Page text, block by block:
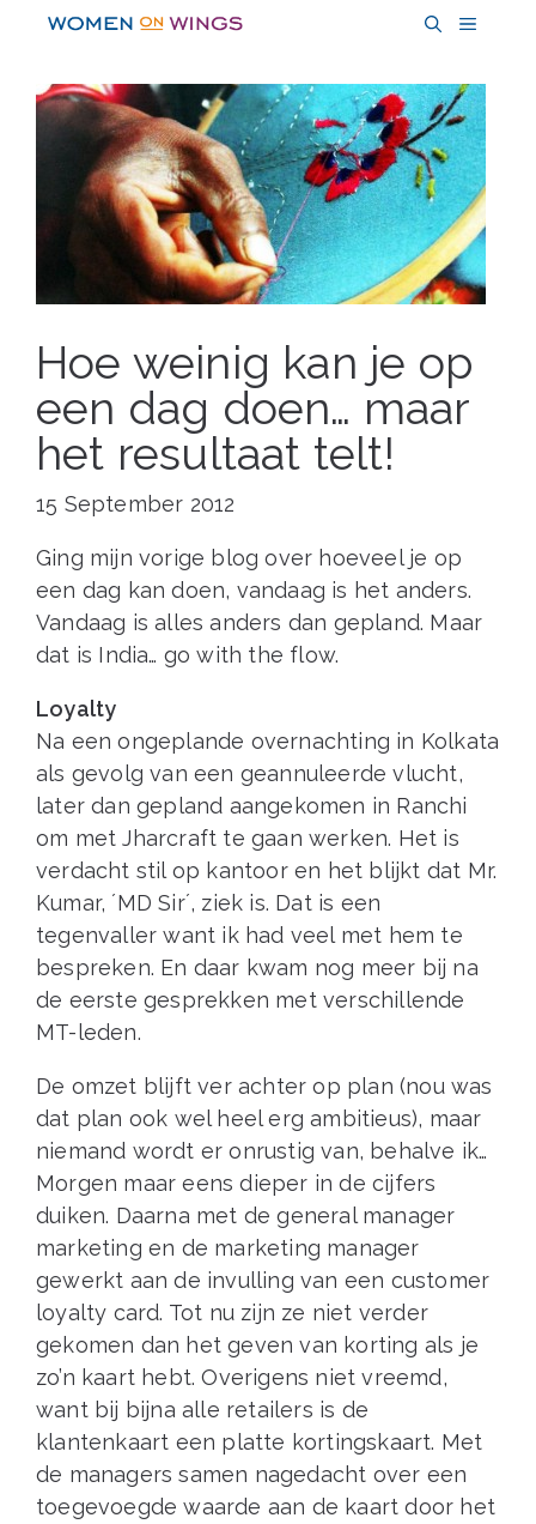
content
MENU
Hoe weinig kan je op
een dag doen… maar
het resultaat telt!
15 September 2012
Ging mijn vorige blog over hoeveel je op
een dag kan doen, vandaag is het anders.
Vandaag is alles anders dan gepland. Maar
dat is India… go with the flow.
Loyalty
Na een ongeplande overnachting in Kolkata
als gevolg van een geannuleerde vlucht,
later dan gepland aangekomen in Ranchi
om met Jharcraft te gaan werken. Het is
verdacht stil op kantoor en het blijkt dat Mr.
Kumar, ´MD Sir´, ziek is. Dat is een
tegenvaller want ik had veel met hem te
bespreken. En daar kwam nog meer bij na
de eerste gesprekken met verschillende
MT-leden.
De omzet blijft ver achter op plan (nou was
dat plan ook wel heel erg ambitieus), maar
niemand wordt er onrustig van, behalve ik…
Morgen maar eens dieper in de cijfers
duiken. Daarna met de general manager
marketing en de marketing manager
gewerkt aan de invulling van een customer
loyalty card. Tot nu zijn ze niet verder
gekomen dan het geven van korting als je
zo’n kaart hebt. Overigens niet vreemd,
want bij bijna alle retailers is de
klantenkaart een platte kortingskaart. Met
de managers samen nagedacht over een
toegevoegde waarde aan de kaart door het